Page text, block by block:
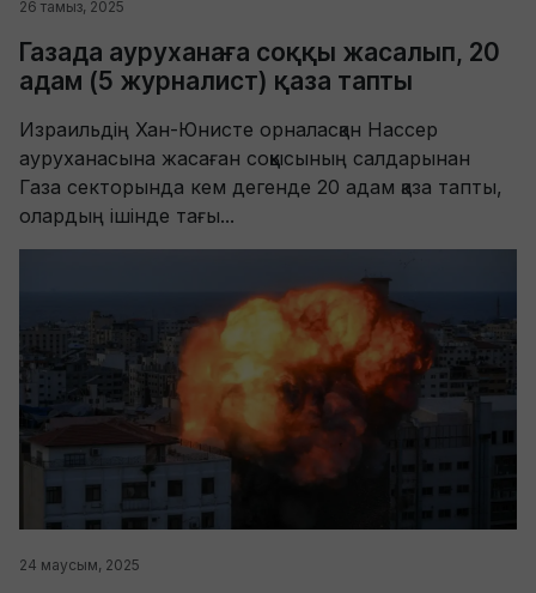
26 тамыз, 2025
Газада ауруханаға соққы жасалып, 20
адам (5 журналист) қаза тапты
Израильдің Хан-Юнисте орналасқан Нассер
ауруханасына жасаған соққысының салдарынан
Газа секторында кем дегенде 20 адам қаза тапты,
олардың ішінде тағы...
24 маусым, 2025